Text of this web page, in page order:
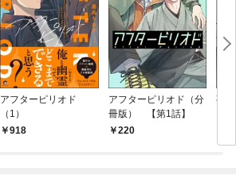
アフターピリオド
（1）
918
アフターピリオド（分
冊版） 【第1話】
220
夜